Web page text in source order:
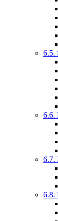
6.5.
6.6.
6.7.
6.8.